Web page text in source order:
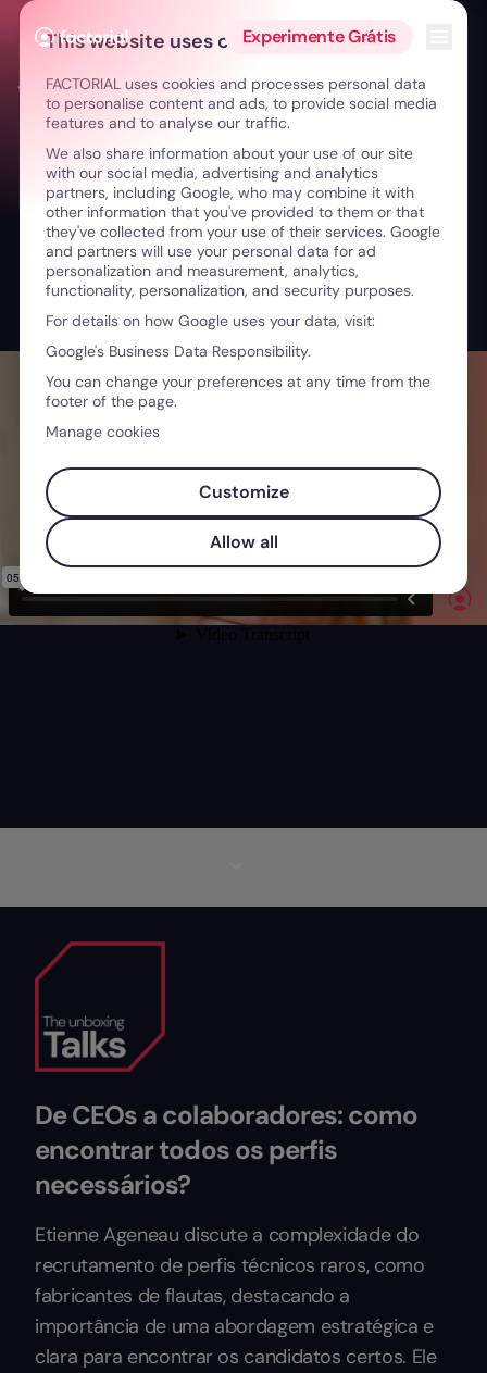
Ir para o conteúdo
Experimente Grátis
← Liderar a mudança: diversidade, risco e aprendizagem
De CEOs a colaboradores: como
encontrar todos os perfis
necessários?
Etienne Ageneau discute a complexidade do
recrutamento de perfis técnicos raros, como
fabricantes de flautas, destacando a
importância de uma abordagem estratégica e
clara para encontrar os candidatos certos. Ele
This website uses cookies
FACTORIAL uses cookies and processes personal data
to personalise content and ads, to provide social media
features and to analyse our traffic.
We also share information about your use of our site
with our social media, advertising and analytics
partners, including Google, who may combine it with
other information that you've provided to them or that
they've collected from your use of their services. Google
and partners will use your personal data for ad
personalization and measurement, analytics,
functionality, personalization, and security purposes.
For details on how Google uses your data, visit:
Google's Business Data Responsibility.
You can change your preferences at any time from the
footer of the page.
Manage cookies
Customize
Allow all